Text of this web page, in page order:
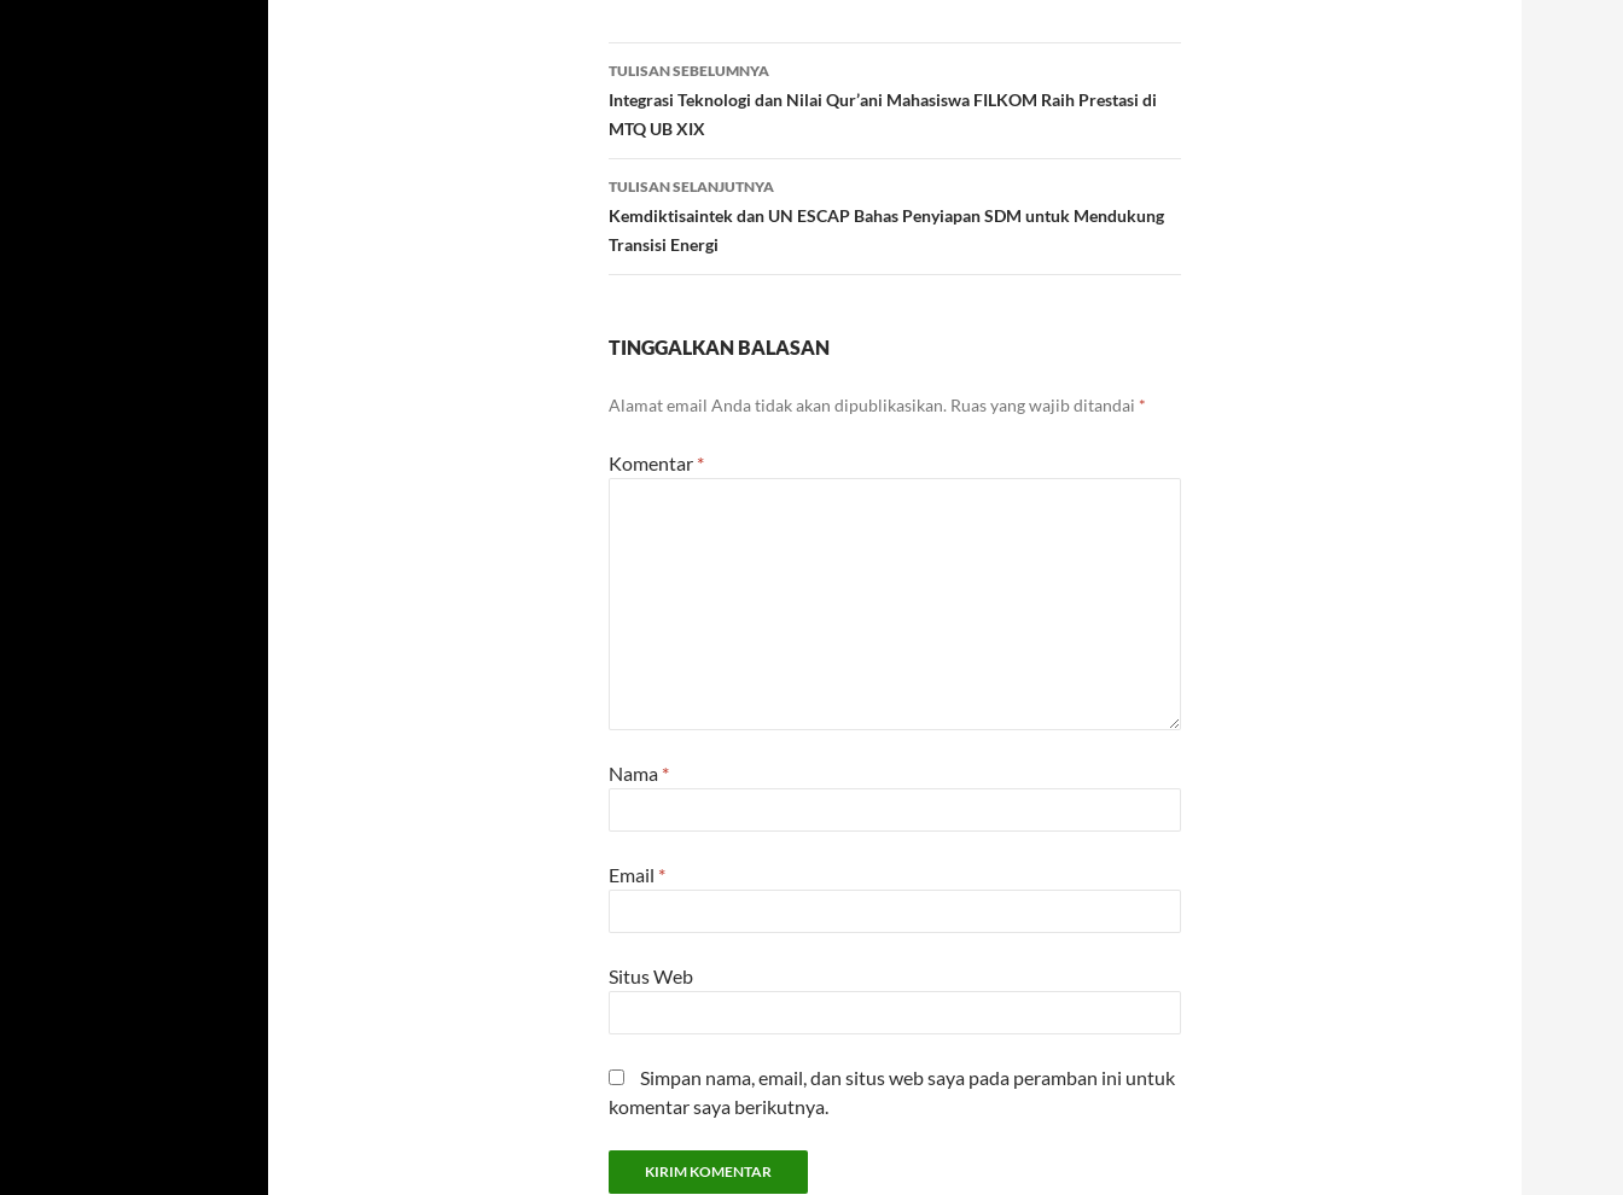
Navigasi
Tulisan
TULISAN SEBELUMNYA
Integrasi Teknologi dan Nilai Qur’ani Mahasiswa FILKOM Raih Prestasi di
MTQ UB XIX
TULISAN SELANJUTNYA
Kemdiktisaintek dan UN ESCAP Bahas Penyiapan SDM untuk Mendukung
Transisi Energi
TINGGALKAN BALASAN
Alamat email Anda tidak akan dipublikasikan. Ruas yang wajib ditandai *
Komentar *
Nama *
Email *
Situs Web
Simpan nama, email, dan situs web saya pada peramban ini untuk
komentar saya berikutnya.